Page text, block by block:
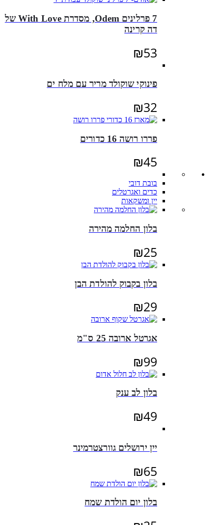
7 פרלינים Odem, מסדרת With Love של
דה קרינה
₪53
פינוקי שוקולד מריר עם מלח ים
₪32
פררו רושה 16 כדורים
₪45
בובת דובי
כדים ואגרטלים
יין ומשקאות
בלון החלמה מהירה
₪25
בלון בקבוק להולדת הבן
₪29
אגרטל ארובה 25 ס"מ
₪99
בלון לב ענק
₪49
יין ירושלים גוורצטרמינר
₪65
בלון יום הולדת שמח